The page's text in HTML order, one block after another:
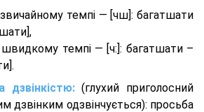
темпі — [чш]: багатшати
темпі — [ч:]: багатшати –
дзвінкістю:(глухий приголосний
дзвінким одзвінчується): просьба